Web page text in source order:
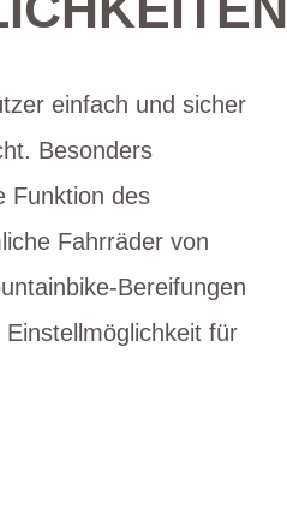
einfach und sicher
Besonders
Funktion des
Fahrräder von
Bereifungen
für